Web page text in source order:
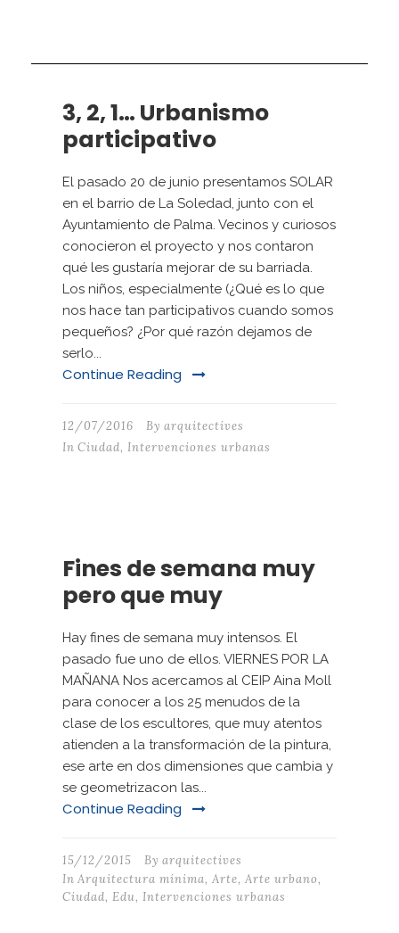
3, 2, 1… Urbanismo
participativo
El pasado 20 de junio presentamos SOLAR
en el barrio de La Soledad, junto con el
Ayuntamiento de Palma. Vecinos y curiosos
conocieron el proyecto y nos contaron
qué les gustaría mejorar de su barriada.
Los niños, especialmente (¿Qué es lo que
nos hace tan participativos cuando somos
pequeños? ¿Por qué razón dejamos de
serlo...
Continue Reading
12/07/2016 By arquitectives
In Ciudad, Intervenciones urbanas
Fines de semana muy
pero que muy
Hay fines de semana muy intensos. El
pasado fue uno de ellos. VIERNES POR LA
MAÑANA Nos acercamos al CEIP Aina Moll
para conocer a los 25 menudos de la
clase de los escultores, que muy atentos
atienden a la transformación de la pintura,
ese arte en dos dimensiones que cambia y
se geometrizacon las...
Continue Reading
15/12/2015 By arquitectives
In Arquitectura mínima, Arte, Arte urbano,
Ciudad, Edu, Intervenciones urbanas